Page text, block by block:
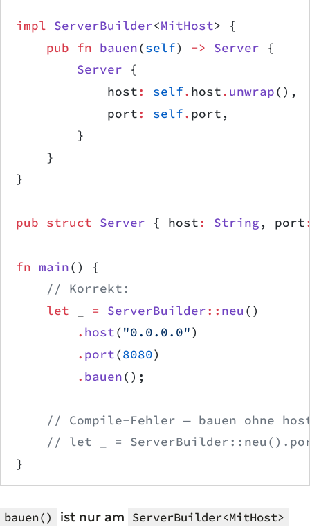
impl ServerBuilder<MitHost> {
    pub
fn bauen(self) -> Server {
        Server
{
            host
: self. host. unwrap
            port
: self. port,
        }
    }
}
pub struct Server { host: String, port
fn main() {
    // Korrekt:
    let
= ServerBuilder:: neu ()
        .
host( "0.0.0.0")
        .
port(8080)
        .
bauen();
// Compile-Fehler — bauen ohne
// let _ =
}
bauen() ist nur am ServerBuilder<MitHost>